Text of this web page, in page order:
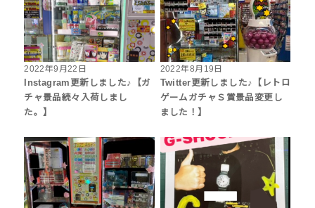
2022年9月22日
Instagram更新しました♪【ガ
チャ景品続々入荷しまし
た。】
2022年8月19日
Twitter更新しました♪【レトロ
ゲームガチャＳ賞景品変更し
ました！】